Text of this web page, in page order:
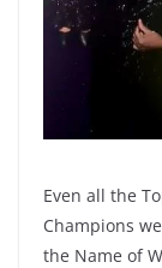
Even all the
Champions
the Name of